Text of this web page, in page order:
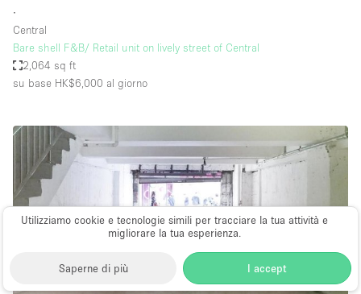
Utilizziamo cookie e tecnologie simili per tracciare la tua attività e
migliorare la tua esperienza.
Saperne di più I accept
∙
Central
Bare shell F&B/ Retail unit on lively street of Central
2,064 sq ft
su base HK$6,000 al giorno